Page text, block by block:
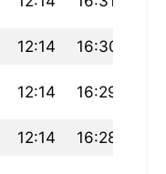
12:14 16:30
12:14 16:29
12:14 16:28